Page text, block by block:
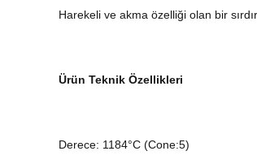
Harekeli ve akma özelliği olan bir
Ürün Teknik Özellikleri
Derece: 1184°C (Cone:5)